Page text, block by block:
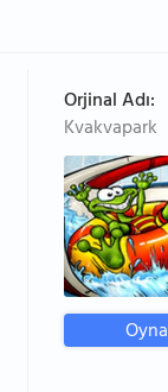
Orjinal Adı:
Kvakvapark
Oyna